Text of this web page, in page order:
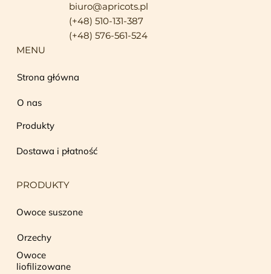
biuro@apricots.pl
(+48) 510-131-387
(+48) 576-561-524
MENU
Strona główna
O nas
Produkty
Dostawa i płatność
PRODUKTY
Owoce suszone
Orzechy
Owoce
liofilizowane